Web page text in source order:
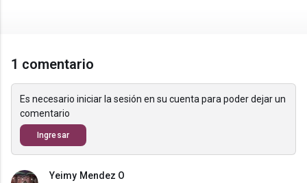
1 comentario
Es necesario iniciar la sesión en su cuenta para poder dejar un
comentario
Ingresar
Yeimy Mendez O